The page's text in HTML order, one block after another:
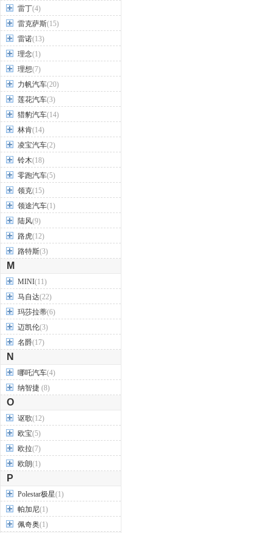
雷丁(4)
雷克萨斯(15)
雷诺(13)
理念(1)
理想(7)
力帆汽车(20)
莲花汽车(3)
猎豹汽车(14)
林肯(14)
凌宝汽车(2)
铃木(18)
零跑汽车(5)
领克(15)
领途汽车(1)
陆风(9)
路虎(12)
路特斯(3)
M
MINI(11)
马自达(22)
玛莎拉蒂(6)
迈凯伦(3)
名爵(17)
N
哪吒汽车(4)
纳智捷 (8)
O
讴歌(12)
欧宝(5)
欧拉(7)
欧朗(1)
P
Polestar极星(1)
帕加尼(1)
佩奇奥(1)